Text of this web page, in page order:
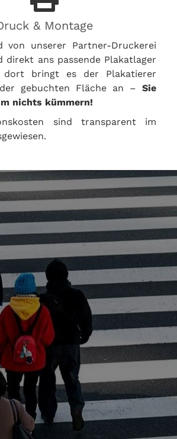
& Montage
von unserer Partner-Druckerei
direkt ans passende Plakatlager
dort bringt es der Plakatierer
gebuchten Fläche an – Sie
nichts kümmern!
sind transparent im